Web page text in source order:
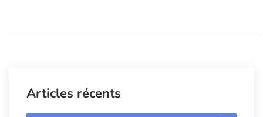
Articles récents